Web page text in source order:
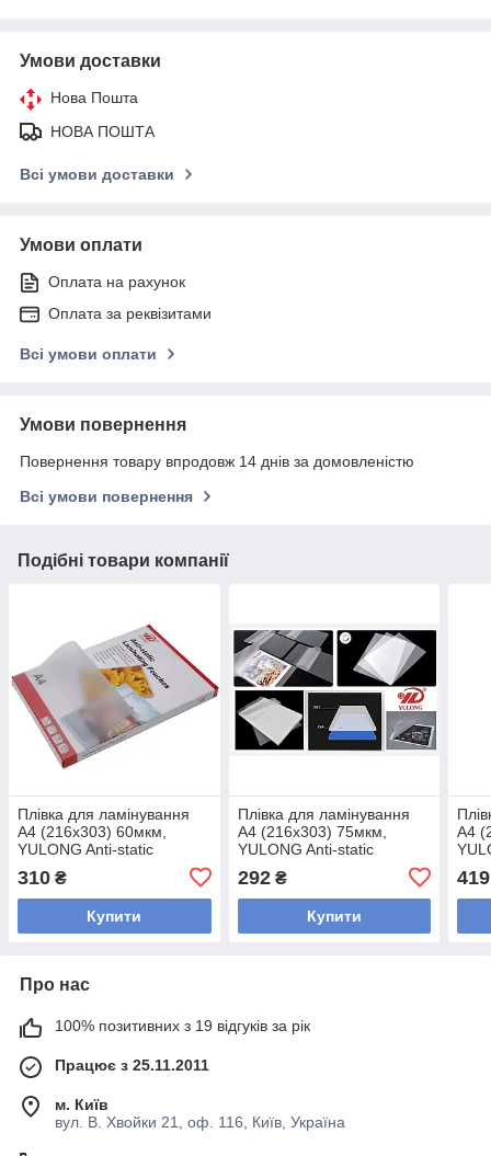
Умови доставки
Нова Пошта
НОВА ПОШТА
Всі умови доставки
Умови оплати
Оплата на рахунок
Оплата за реквізитами
Всі умови оплати
Умови повернення
Повернення товару впродовж 14 днів за домовленістю
Всі умови повернення
Подібні товари компанії
Плівка для ламінування
A4 (216х303) 60мкм,
YULONG Anti-static
310 ₴
Купити
Плівка для ламінування
A4 (216х303) 75мкм,
YULONG Anti-static
292₴
Купити
A4
419
Про нас
100% позитивних з 19 відгуків за рік
Працює з 25.11.2011
м. Київ
вул. В. Хвойки 21, оф. 116, Київ, Україна